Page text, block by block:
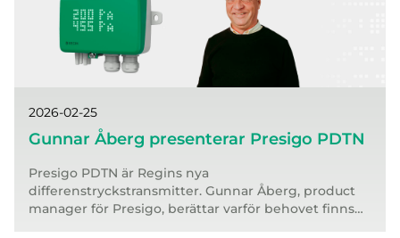
2026-02-25
Gunnar Åberg presenterar Presigo PDTN
Presigo PDTN är Regins nya
differenstryckstransmitter. Gunnar Åberg, product
manager för Presigo, berättar varför behovet finns